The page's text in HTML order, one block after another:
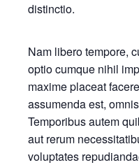
distinctio.
Nam libero tempore,
optio cumque nihil
maxime placeat
assumenda est,
Temporibus autem
aut rerum
voluptates